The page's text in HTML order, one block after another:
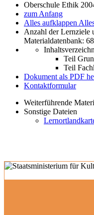
Oberschule Ethik
zum Anfang
Alles aufklappen
Anzahl der Lernziele
Materialdatenbank: 68
Teil
Teil
Dokument als PDF
Kontaktformular
Weiterführende
Sonstige Dateien